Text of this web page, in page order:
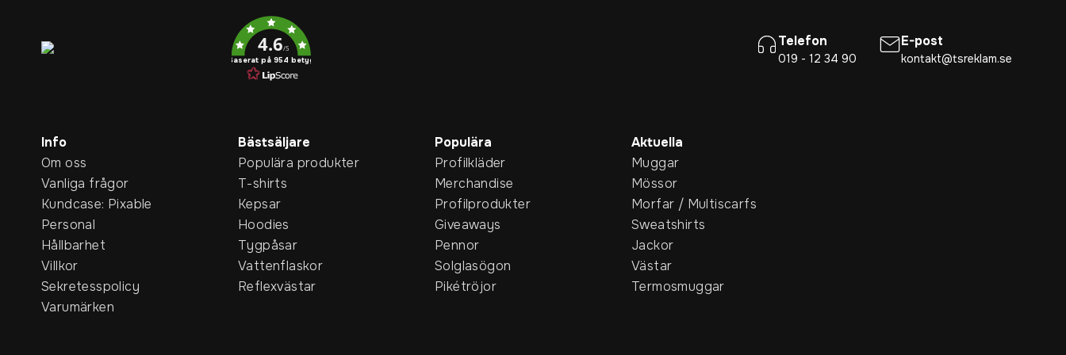
4.6/5
Baserat på 954 betyg
Telefon
019 - 12 34 90
E-post
kontakt@tsreklam.se
Info
Om oss
Vanliga frågor
Kundcase: Pixable
Personal
Hållbarhet
Villkor
Sekretesspolicy
Varumärken
Bästsäljare
Populära produkter
T-shirts
Kepsar
Hoodies
Tygpåsar
Vattenflaskor
Reflexvästar
Populära
Profilkläder
Merchandise
Profilprodukter
Giveaways
Pennor
Solglasögon
Pikétröjor
Aktuella
Muggar
Mössor
Morfar / Multiscarfs
Sweatshirts
Jackor
Västar
Termosmuggar